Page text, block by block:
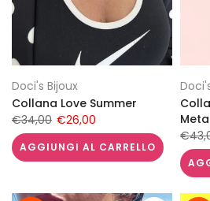
Doci's Bijoux
Collana Love Summer
€34,00 €26,00
AGGIUNGI AL CARRELLO